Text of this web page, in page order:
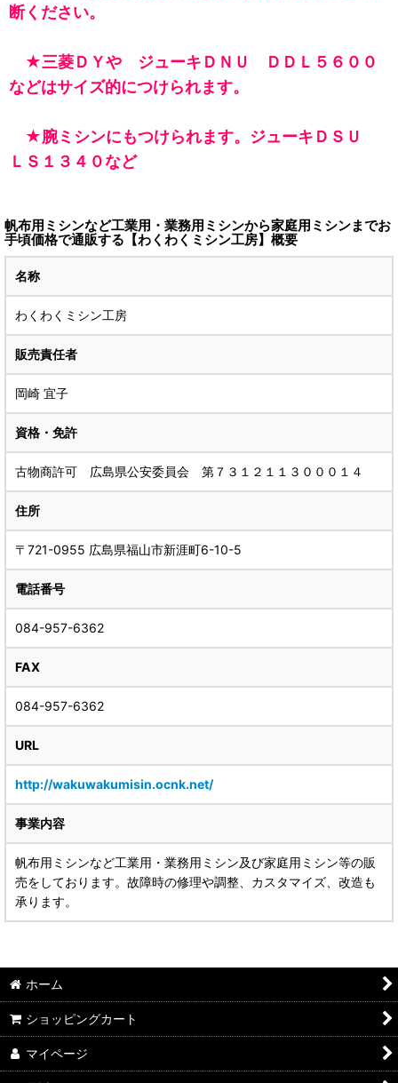
断ください。
★三菱ＤＹや ジューキＤＮＵ ＤＤＬ５６００
などはサイズ的につけられます。
★腕ミシンにもつけられます。ジューキＤＳＵ
ＬＳ１３４０など
帆布用ミシンなど工業用・業務用ミシンから家庭用ミシンまでお
手頃価格で通販する【わくわくミシン工房】概要
名称
わくわくミシン工房
販売責任者
岡崎 宜子
資格・免許
古物商許可 広島県公安委員会 第７３１２１１３０００１４
住所
〒721-0955 広島県福山市新涯町6-10-5
電話番号
084-957-6362
FAX
084-957-6362
URL
http://wakuwakumisin.ocnk.net/
事業内容
帆布用ミシンなど工業用・業務用ミシン及び家庭用ミシン等の販
売をしております。故障時の修理や調整、カスタマイズ、改造も
承ります。
ホーム
ショッピングカート
マイページ